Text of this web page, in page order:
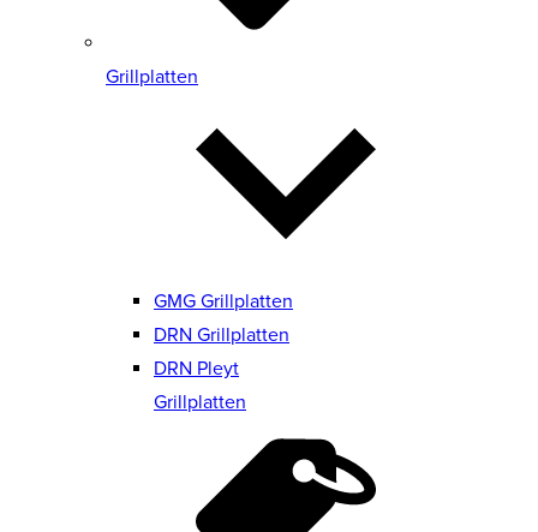
Grillplatten
GMG Grillplatten
DRN Grillplatten
DRN Pleyt
Grillplatten